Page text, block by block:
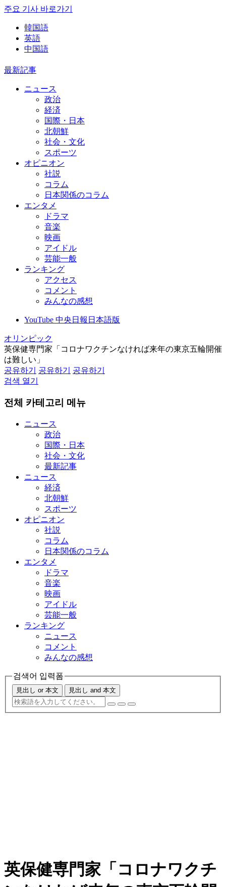
주요 기사 바로가기
韓国語
英語
中国語
最新記事
ニュース
政治
経済
国際・日本
北朝鮮
社会・文化
スポーツ
オピニオン
社説
コラム
日本関係のコラム
エンタメ
ドラマ
音楽
映画
アイドル
芸能一般
ランキング
アクセス
コメント
みんなの感想
YouTube 中央日報日本語版
オリンピック
英保健専門家「コロナワクチンなければ来年の東京五輪開催
は難しい」
공유하기
공유하기
공유하기
검색 열기
전체 카테고리 메뉴
ニュース
政治
国際・日本
社会・文化
最新記事
ニュース
経済
北朝鮮
スポーツ
オピニオン
社説
コラム
日本関係のコラム
エンタメ
ドラマ
音楽
映画
アイドル
芸能一般
ランキング
ニュース
コメント
みんなの感想
검색어 입력폼
見出し or 本文 見出し and 本文
英保健専門家「コロナワクチ